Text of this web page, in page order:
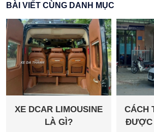
BÀI VIẾT CÙNG DANH MỤC
XE DCAR LIMOUSINE
LÀ GÌ?
CÁCH
ĐƯỢC